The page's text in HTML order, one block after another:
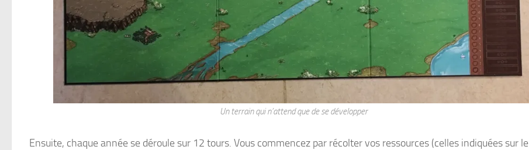
Un terrain qui n’attend que de se développer
Ensuite, chaque année se déroule sur 12 tours. Vous commencez par récolter vos ressources (celles indiquées sur le